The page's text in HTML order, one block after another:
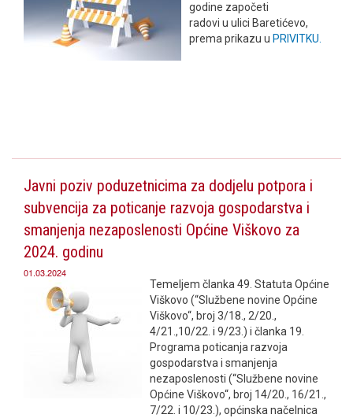
godine započeti
radovi u ulici Baretićevo,
prema prikazu u PRIVITKU.
Javni poziv poduzetnicima za dodjelu potpora i
subvencija za poticanje razvoja gospodarstva i
smanjenja nezaposlenosti Općine Viškovo za
2024. godinu
01.03.2024
Temeljem članka 49. Statuta Općine
Viškovo (“Službene novine Općine
Viškovo“, broj 3/18., 2/20.,
4/21.,10/22. i 9/23.) i članka 19.
Programa poticanja razvoja
gospodarstva i smanjenja
nezaposlenosti (“Službene novine
Općine Viškovo“, broj 14/20., 16/21.,
7/22. i 10/23.), općinska načelnica